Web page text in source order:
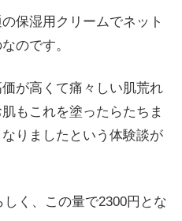
保湿用クリームでネット
のです。
が高くて痛々しい肌荒れ
もこれを塗ったらたちま
りましたという体験談が
く、この量で2300円とな